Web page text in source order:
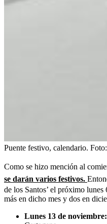
Puente festivo, calendario. Foto:
Como se hizo mención al
se darán varios festivos.
de los Santos’ el próximo
más en dicho mes y dos en
Lunes 13 de noviembre: